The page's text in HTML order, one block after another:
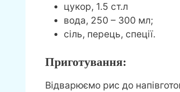
цукор, 1.5 ст.л
вода, 250 – 300 мл;
сіль, перець, спеції.
Приготування:
Відварюємо рис до